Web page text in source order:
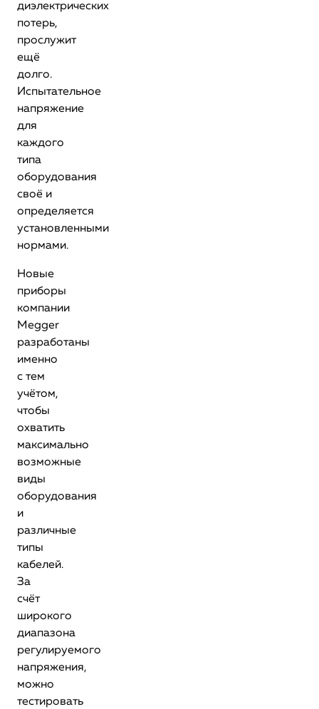
диэлектрических
потерь,
прослужит
ещё
долго.
Испытательное
напряжение
для
каждого
типа
оборудования
своё и
определяется
установленными
нормами.
Новые
приборы
компании
Megger
разработаны
именно
с тем
учётом,
чтобы
охватить
максимально
возможные
виды
оборудования
и
различные
типы
кабелей.
За
счёт
широкого
диапазона
регулируемого
напряжения,
можно
тестировать